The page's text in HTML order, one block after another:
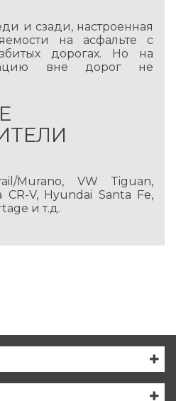
и сзади, настроенная
на асфальте с
дорогах. Но на
вне дорог не
Murano, VW Tiguan,
CR-V, Hyundai Santa Fe,
и т.д.